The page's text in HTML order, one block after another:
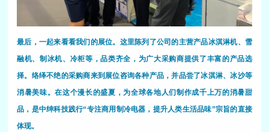
最后，一起来看看我们的展位。这里陈列了公司的主营产品冰淇淋机、雪
融机、制冰机、冷柜等，品类齐全，为广大采购商提供了丰富的产品选
择。络绎不绝的采购商来到展位咨询各种产品，并品尝了冰淇淋、冰沙等
消暑美味。在这个漫长的盛夏，为全球各地人们制作成千上万的消暑甜
品，是中绅科技践行“专注商用制冷电器，提升人类生活品味”宗旨的直接
体现。